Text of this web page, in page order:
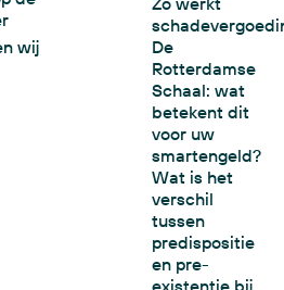
wij
De
Rotterdamse
Schaal: wat
betekent dit
voor uw
smartengeld?
Wat is het
verschil
tussen
predispositie
en pre-